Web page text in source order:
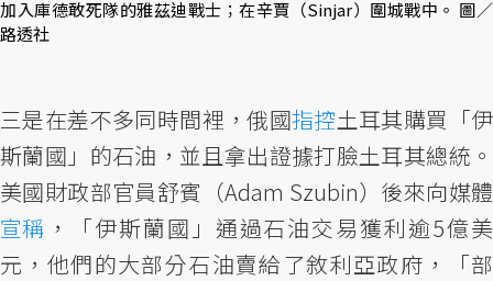
加入庫德敢死隊的雅茲迪戰士；在辛賈（Sinjar）圍城戰中。 圖／
路透社
三是在差不多同時間裡，俄國指控土耳其購買「伊
斯蘭國」的石油，並且拿出證據打臉土耳其總統。
美國財政部官員舒賓（Adam Szubin）後來向媒體
宣稱 ，「伊斯蘭國」通過石油交易獲利逾5億美
元，他們的大部分石油賣給了敘利亞政府，「部